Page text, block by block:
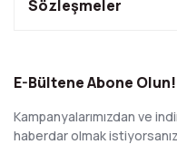
Sözleşmeler
E-Bültene Abone Olun!
Kampanyalarımızdan ve
haberdar olmak